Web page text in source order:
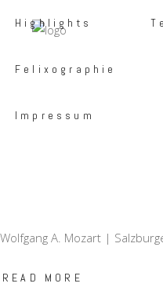
Highlights
Felixographie
Impressum
Wolfgang A. Mozart |
READ MORE